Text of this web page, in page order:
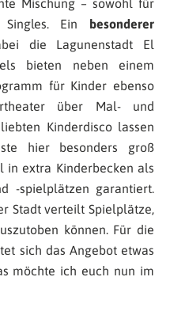
Mischung – sowohl für
Ein besonderer
die Lagunenstadt El
bieten neben einem
für Kinder ebenso
über Mal- und
Kinderdisco lassen
hier besonders groß
in extra Kinderbecken als
-spielplätzen garantiert.
Stadt verteilt Spielplätze,
können. Für die
sich das Angebot etwas
möchte ich euch nun im